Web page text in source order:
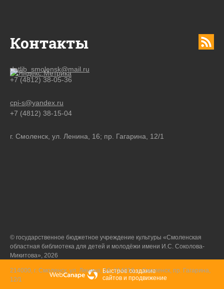
Быстрое создание
сайтови продвижение
Контакты
detlib_smolensk@mail.ru
+7 (4812) 38-05-36
cpi-s@yandex.ru
+7 (4812) 38-15-04
г. Смоленск, ул. Ленина, 16; пр. Гагарина, 12/1
© государственное бюджетное учреждение культуры «Смоленская
областная библиотека для детей и молодёжи имени И.С. Соколова-
Микитова», 2026
214000, г. Смоленск, ул. Ленина, 16; 214018, г. Смоленск, пр. Гагарина,
12/1